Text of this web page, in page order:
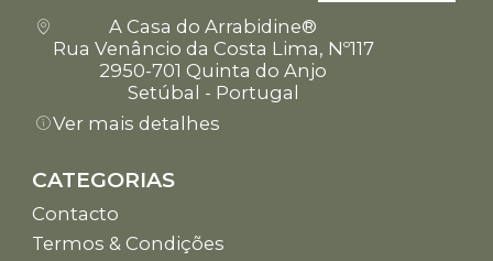
A Casa do Arrabidine®
Rua Venâncio da Costa Lima, Nº117
2950-701 Quinta do Anjo
Setúbal - Portugal
Ver mais detalhes
CATEGORIAS
Contacto
Termos & Condições